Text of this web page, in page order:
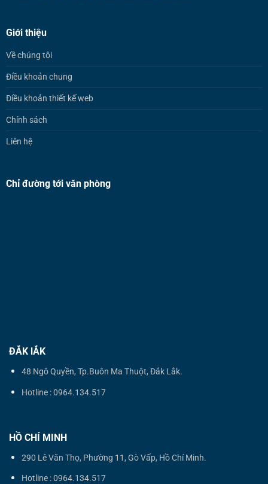
Giới thiệu
Về chúng tôi
Điều khoản chung
Điều khoản thiết kế web
Chính sách
Liên hệ
Chỉ đường tới văn phòng
ĐẮK lẮK
48 Ngô Quyền, Tp.Buôn Ma Thuột, Đắk Lắk.
Hotline : 0964.134.517
HỒ CHÍ MINH
290 Lê Văn Thọ, Phường 11, Gò Vấp, Hồ Chí Minh.
Hotline : 0964.134.517